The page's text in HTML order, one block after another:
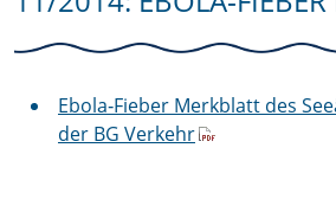
Ebola‐Fieber Merkblatt des
der BG Verkehr